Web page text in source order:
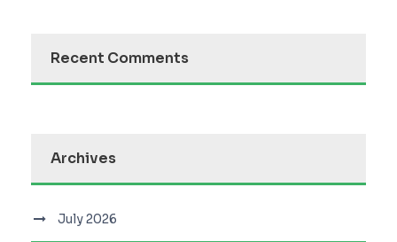
Recent Comments
Archives
July 2026